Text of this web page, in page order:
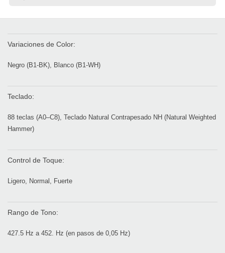
Variaciones de Color:
Negro (B1-BK), Blanco (B1-WH)
Teclado:
88 teclas (A0–C8), Teclado Natural Contrapesado NH (Natural Weighted
Hammer)
Control de Toque:
Ligero, Normal, Fuerte
Rango de Tono:
427.5 Hz a 452. Hz (en pasos de 0,05 Hz)